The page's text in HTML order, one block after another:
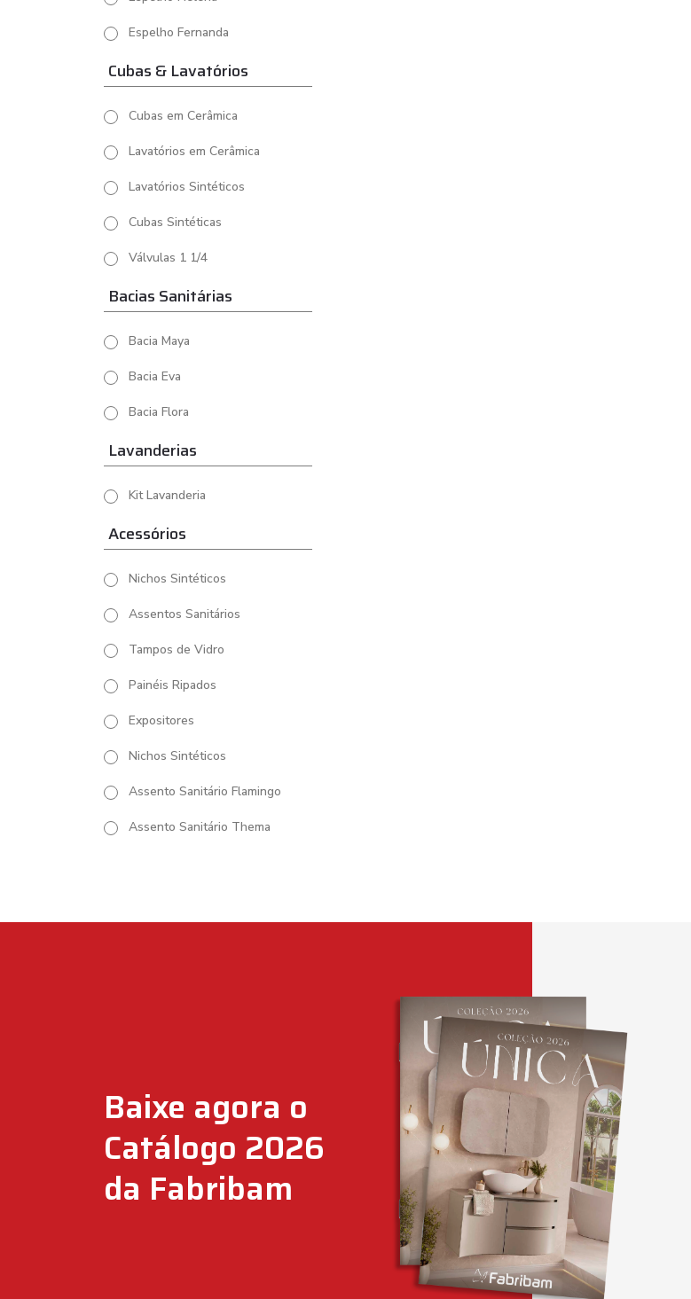
Espelho Fernanda
Cubas & Lavatórios
Cubas em Cerâmica
Lavatórios em Cerâmica
Lavatórios Sintéticos
Cubas Sintéticas
Válvulas 1 1/4
Bacias Sanitárias
Bacia Maya
Bacia Eva
Bacia Flora
Lavanderias
Kit Lavanderia
Acessórios
Nichos Sintéticos
Assentos Sanitários
Tampos de Vidro
Painéis Ripados
Expositores
Nichos Sintéticos
Assento Sanitário Flamingo
Assento Sanitário Thema
Baixe agora o
Catálogo 2026
da Fabribam